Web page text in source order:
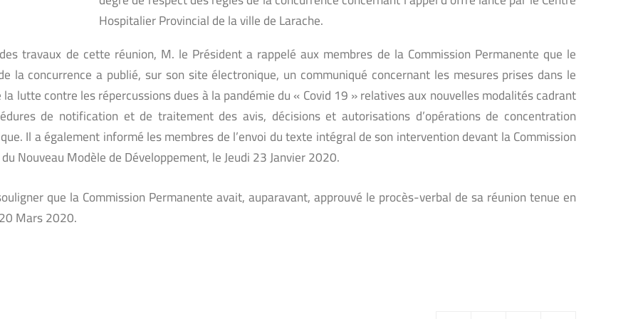
Hospitalier Provincial de la ville de Larache.
travaux de cette réunion, M. le Président a rappelé aux membres de la Commission Permanente que le
la concurrence a publié, sur son site électronique, un communiqué concernant les mesures prises dans le
la lutte contre les répercussions dues à la pandémie du « Covid 19 » relatives aux nouvelles modalités cadrant
de notification et de traitement des avis, décisions et autorisations d’opérations de concentration
Il a également informé les membres de l’envoi du texte intégral de son intervention devant la Commission
Nouveau Modèle de Développement, le Jeudi 23 Janvier 2020.
que la Commission Permanente avait, auparavant, approuvé le procès-verbal de sa réunion tenue en
Mars 2020.